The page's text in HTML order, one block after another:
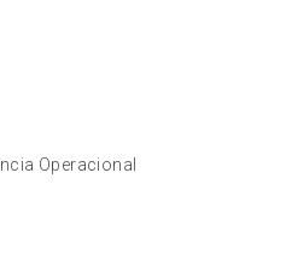
Operacional